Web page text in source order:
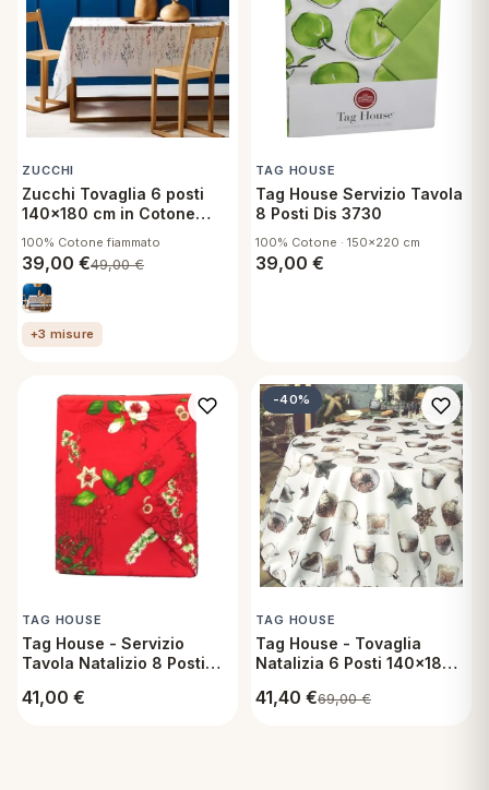
ZUCCHI
Zucchi Tovaglia 6 posti
140x180 cm in Cotone
100% Cotone fiammato
39,00 €49,00€
+3 misure
TAG HOUSE
Tag House Servizio Tavola
8 Posti Dis 3730
100% Cotone · 150x220 cm
39,00 €
TAG HOUSE
Tag House - Servizio
Tavola Natalizio 8 Posti
e Tovaglioli in Cotone -
41,00 €
-40%
TAG HOUSE
Tag House - Tovaglia
Natalizia 6 Posti 140x180
41,40 €69,00€